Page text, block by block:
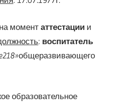
моментаттестации и
: воспитатель
общеразвивающего
образовательное